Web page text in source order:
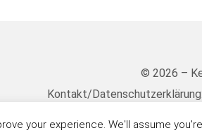
© 2026 –
Kontakt/
your experience. We'll assume